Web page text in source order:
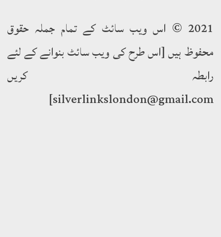
2021 © اس ویب سائٹ کے تمام جملہ حقوق
ہیں [اس طرح کی ویب سائٹ بنوانے کے لئے
کریں